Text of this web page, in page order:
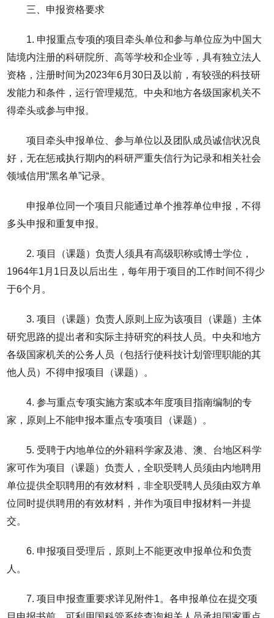
三、申报资格要求
1. 申报重点专项的项目牵头单位和参与单位应为中国大
陆境内注册的科研院所、高等学校和企业等，具有独立法人
资格，注册时间为2023年6月30日及以前，有较强的科技研
发能力和条件，运行管理规范。中央和地方各级国家机关不
得牵头或参与申报。
项目牵头申报单位、参与单位以及团队成员诚信状况良
好，无在惩戒执行期内的科研严重失信行为记录和相关社会
领域信用“黑名单”记录。
申报单位同一个项目只能通过单个推荐单位申报，不得
多头申报和重复申报。
2. 项目（课题）负责人须具有高级职称或博士学位，
1964年1月1日及以后出生，每年用于项目的工作时间不得少
于6个月。
3. 项目（课题）负责人原则上应为该项目（课题）主体
研究思路的提出者和实际主持研究的科技人员。中央和地方
各级国家机关的公务人员（包括行使科技计划管理职能的其
他人员）不得申报项目（课题）。
4. 参与重点专项实施方案或本年度项目指南编制的专
家，原则上不能申报本重点专项项目（课题）。
5. 受聘于内地单位的外籍科学家及港、澳、台地区科学
家可作为项目（课题）负责人，全职受聘人员须由内地聘用
单位提供全职聘用的有效材料，非全职受聘人员须由双方单
位同时提供聘用的有效材料，并作为项目申报材料一并提
交。
6. 申报项目受理后，原则上不能更改申报单位和负责
人。
7. 项目申报查重要求详见附件1。各申报单位在提交项